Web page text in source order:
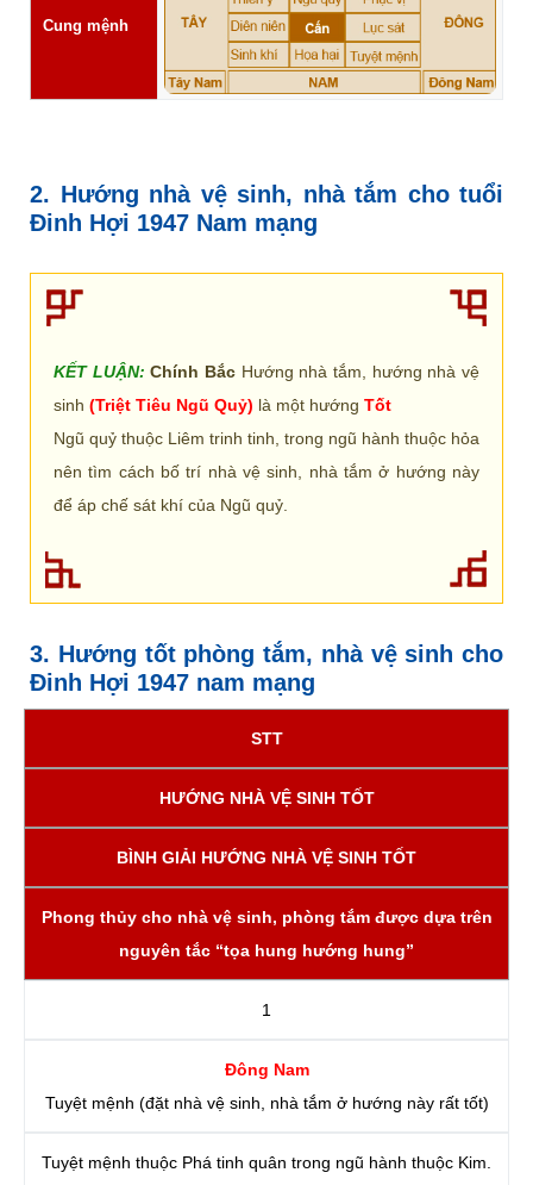
Cung mệnh
2. Hướng nhà vệ sinh, nhà tắm cho tuổi
Đinh Hợi 1947 Nam mạng
KẾT LUẬN:Chính Bắc Hướng nhà tắm, hướng nhà vệ
sinh (Triệt Tiêu Ngũ Quỷ) là một hướng Tốt
Ngũ quỷ thuộc Liêm trinh tinh, trong ngũ hành thuộc hỏa
nên tìm cách bố trí nhà vệ sinh, nhà tắm ở hướng này
để áp chế sát khí của Ngũ quỷ.
3. Hướng tốt phòng tắm, nhà vệ sinh cho
Đinh Hợi 1947 nam mạng
STT
HƯỚNG NHÀ VỆ SINH TỐT
BÌNH GIẢI HƯỚNG NHÀ VỆ SINH TỐT
Phong thủy cho nhà vệ sinh, phòng tắm được dựa trên
nguyên tắc “tọa hung hướng hung”
1
Đông Nam
Tuyệt mệnh (đặt nhà vệ sinh, nhà tắm ở hướng này rất tốt)
Tuyệt mệnh thuộc Phá tinh quân trong ngũ hành thuộc Kim.